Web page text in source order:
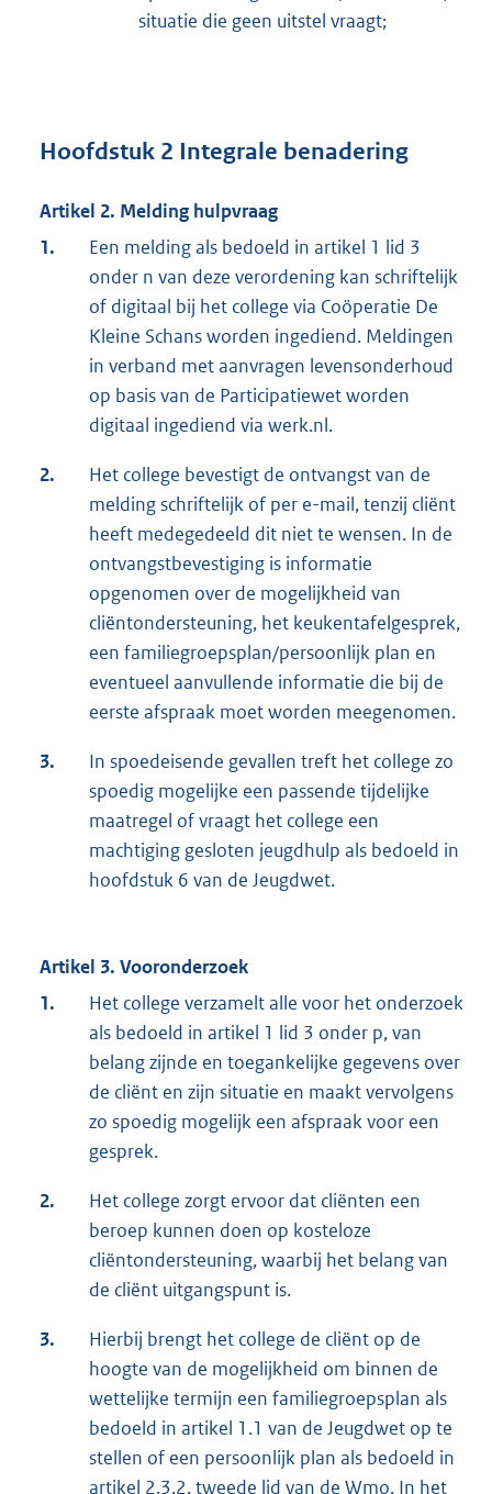
situatie die geen uitstel vraagt;
Hoofdstuk 2 Integrale benadering
Artikel 2. Melding hulpvraag
1.
Een melding als bedoeld in artikel 1 lid 3
onder n van deze verordening kan schriftelijk
of digitaal bij het college via Coöperatie De
Kleine Schans worden ingediend. Meldingen
in verband met aanvragen levensonderhoud
op basis van de Participatiewet worden
digitaal ingediend via werk.nl.
2.
Het college bevestigt de ontvangst van de
melding schriftelijk of per e-mail, tenzij cliënt
heeft medegedeeld dit niet te wensen. In de
ontvangstbevestiging is informatie
opgenomen over de mogelijkheid van
cliëntondersteuning, het keukentafelgesprek,
een familiegroepsplan/persoonlijk plan en
eventueel aanvullende informatie die bij de
eerste afspraak moet worden meegenomen.
3.
In spoedeisende gevallen treft het college zo
spoedig mogelijke een passende tijdelijke
maatregel of vraagt het college een
machtiging gesloten jeugdhulp als bedoeld in
hoofdstuk 6 van de Jeugdwet.
Artikel 3. Vooronderzoek
1.
Het college verzamelt alle voor het onderzoek
als bedoeld in artikel 1 lid 3 onder p, van
belang zijnde en toegankelijke gegevens over
de cliënt en zijn situatie en maakt vervolgens
zo spoedig mogelijk een afspraak voor een
gesprek.
2.
Het college zorgt ervoor dat cliënten een
beroep kunnen doen op kosteloze
cliëntondersteuning, waarbij het belang van
de cliënt uitgangspunt is.
3.
Hierbij brengt het college de cliënt op de
hoogte van de mogelijkheid om binnen de
wettelijke termijn een familiegroepsplan als
bedoeld in artikel 1.1 van de Jeugdwet op te
stellen of een persoonlijk plan als bedoeld in
artikel 2.3.2, tweede lid van de Wmo. In het